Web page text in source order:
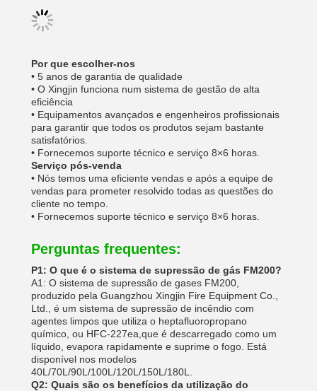
Por que escolher-nos
• 5 anos de garantia de qualidade
• O Xingjin funciona num sistema de gestão de alta
eficiência
• Equipamentos avançados e engenheiros profissionais
para garantir que todos os produtos sejam bastante
satisfatórios.
• Fornecemos suporte técnico e serviço 8×6 horas.
Serviço pós-venda
• Nós temos uma eficiente vendas e após a equipe de
vendas para prometer resolvido todas as questões do
cliente no tempo.
• Fornecemos suporte técnico e serviço 8×6 horas.
Perguntas frequentes:
P1: O que é o sistema de supressão de gás FM200?
A1: O sistema de supressão de gases FM200,
produzido pela Guangzhou Xingjin Fire Equipment Co.,
Ltd., é um sistema de supressão de incêndio com
agentes limpos que utiliza o heptafluoropropano
químico, ou HFC-227ea,que é descarregado como um
líquido, evapora rapidamente e suprime o fogo. Está
disponível nos modelos
40L/70L/90L/100L/120L/150L/180L.
Q2: Quais são os benefícios da utilização do